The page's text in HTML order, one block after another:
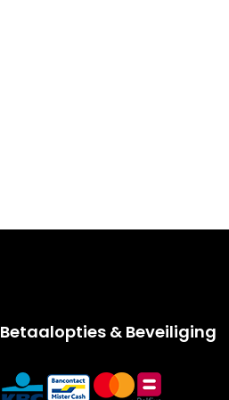
Betaalopties & Beveiliging